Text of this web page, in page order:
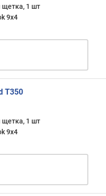
щетка, 1 шт
9x4
T350
щетка, 1 шт
9x4